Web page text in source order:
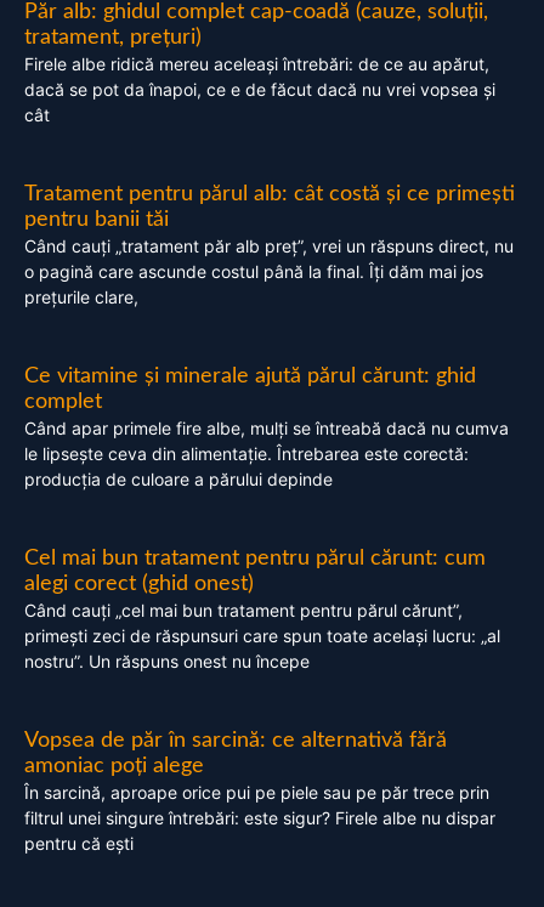
Păr alb: ghidul complet cap-coadă (cauze, soluții,
tratament, prețuri)
Firele albe ridică mereu aceleași întrebări: de ce au apărut,
dacă se pot da înapoi, ce e de făcut dacă nu vrei vopsea și
cât
Tratament pentru părul alb: cât costă și ce primești
pentru banii tăi
Când cauți „tratament păr alb preț”, vrei un răspuns direct, nu
o pagină care ascunde costul până la final. Îți dăm mai jos
prețurile clare,
Ce vitamine și minerale ajută părul cărunt: ghid
complet
Când apar primele fire albe, mulți se întreabă dacă nu cumva
le lipsește ceva din alimentație. Întrebarea este corectă:
producția de culoare a părului depinde
Cel mai bun tratament pentru părul cărunt: cum
alegi corect (ghid onest)
Când cauți „cel mai bun tratament pentru părul cărunt”,
primești zeci de răspunsuri care spun toate același lucru: „al
nostru”. Un răspuns onest nu începe
Vopsea de păr în sarcină: ce alternativă fără
amoniac poți alege
În sarcină, aproape orice pui pe piele sau pe păr trece prin
filtrul unei singure întrebări: este sigur? Firele albe nu dispar
pentru că ești